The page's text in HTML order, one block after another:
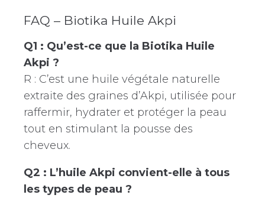
FAQ – Biotika Huile Akpi
Q1 : Qu’est-ce que la Biotika Huile
Akpi ?
R : C’est une huile végétale naturelle
extraite des graines d’Akpi, utilisée pour
raffermir, hydrater et protéger la peau
tout en stimulant la pousse des
cheveux.
Q2 : L’huile Akpi convient-elle à tous
les types de peau ?